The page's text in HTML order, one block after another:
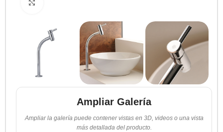
Ampliar Galería
Ampliar la galería puede contener vistas en 3D, videos o una vista
más detallada del producto.